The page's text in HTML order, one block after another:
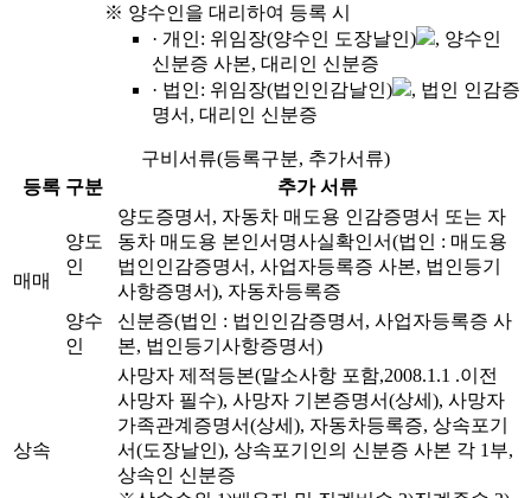
※ 양수인을 대리하여 등록 시
· 개인: 위임장(양수인 도장날인)
, 양수인
신분증 사본, 대리인 신분증
· 법인: 위임장(법인인감날인)
, 법인 인감증
명서, 대리인 신분증
구비서류(등록구분, 추가서류)
등록 구분
추가 서류
매매
양도
인
양도증명서, 자동차 매도용 인감증명서 또는 자
동차 매도용 본인서명사실확인서(법인 : 매도용
법인인감증명서, 사업자등록증 사본, 법인등기
사항증명서), 자동차등록증
양수
인
신분증(법인 : 법인인감증명서, 사업자등록증 사
본, 법인등기사항증명서)
상속
사망자 제적등본(말소사항 포함,2008.1.1 .이전
사망자 필수), 사망자 기본증명서(상세), 사망자
가족관계증명서(상세), 자동차등록증, 상속포기
서(도장날인), 상속포기인의 신분증 사본 각 1부,
상속인 신분증